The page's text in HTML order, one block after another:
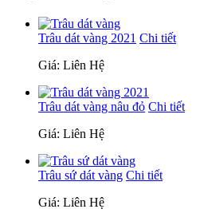
Trâu dát vàng 2021 Chi tiết
Giá: Liên Hệ
Trâu dát vàng nâu đỏ Chi tiết
Giá: Liên Hệ
Trâu sứ dát vàng Chi tiết
Giá: Liên Hệ